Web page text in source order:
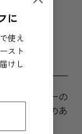
ンチュリーの
、遊び心のあ
に
使え
スト
けし